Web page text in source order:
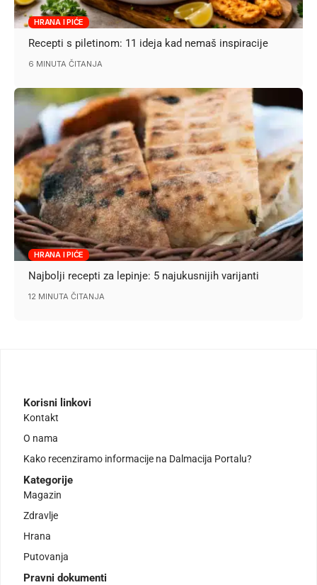
HRANA I PIĆE
Recepti s piletinom: 11 ideja kad nemaš inspiracije
6 MINUTA ČITANJA
HRANA I PIĆE
Najbolji recepti za lepinje: 5 najukusnijih varijanti
12 MINUTA ČITANJA
Korisni linkovi
Kontakt
O nama
Kako recenziramo informacije na Dalmacija Portalu?
Kategorije
Magazin
Zdravlje
Hrana
Putovanja
Pravni dokumenti